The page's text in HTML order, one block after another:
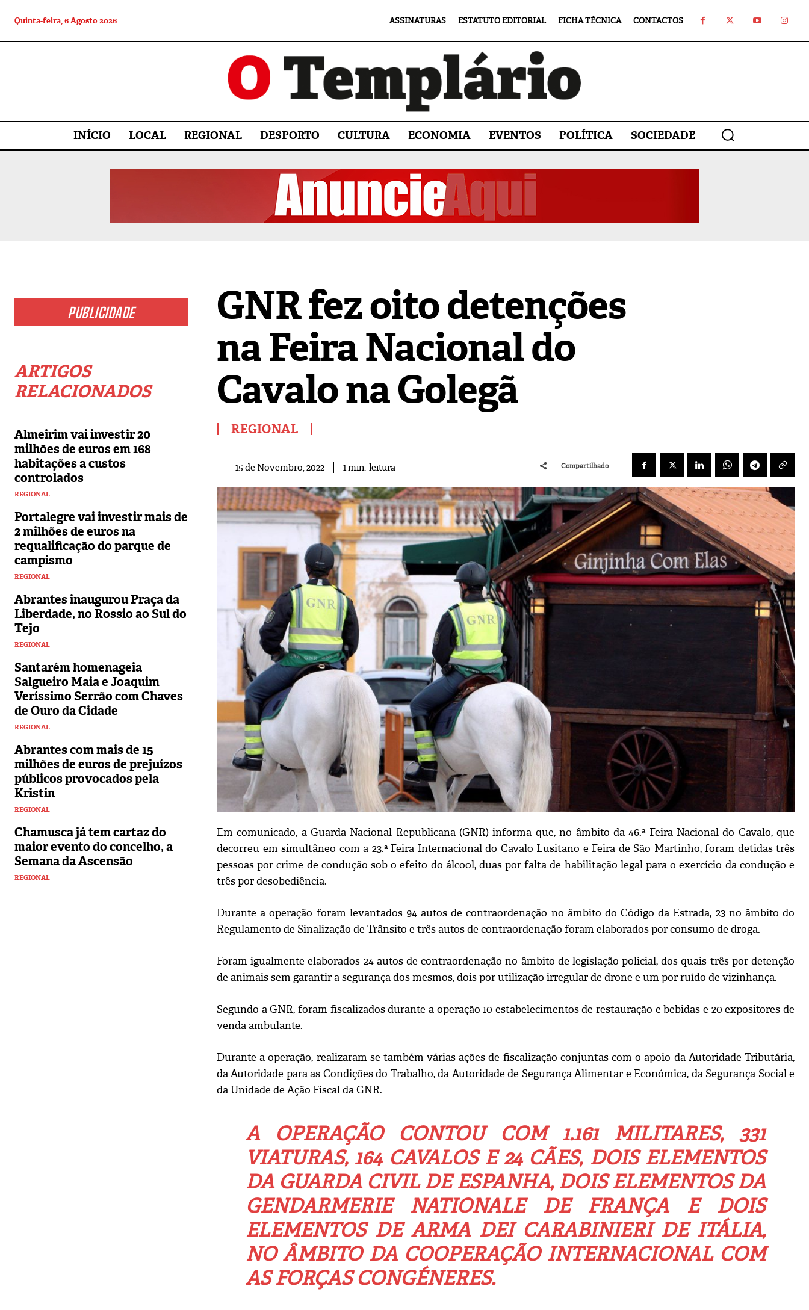
Quinta-feira, 6 Agosto 2026 ASSINATURAS ESTATUTO EDITORIAL FICHA TÉCNICA CONTACTOS
INÍCIO LOCAL REGIONAL DESPORTO CULTURA ECONOMIA EVENTOS POLÍTICA SOCIEDADE
PUBLICIDADE
ARTIGOS
RELACIONADOS
Almeirim vai investir 20
milhões de euros em 168
habitações a custos
controlados
REGIONAL
Portalegre vai investir mais de
2 milhões de euros na
requalificação do parque de
campismo
REGIONAL
Abrantes inaugurou Praça da
Liberdade, no Rossio ao Sul do
Tejo
REGIONAL
Santarém homenageia
Salgueiro Maia e Joaquim
Veríssimo Serrão com Chaves
de Ouro da Cidade
REGIONAL
Abrantes com mais de 15
milhões de euros de prejuízos
públicos provocados pela
Kristin
REGIONAL
Chamusca já tem cartaz do
maior evento do concelho, a
Semana da Ascensão
REGIONAL
GNR fez oito detenções
na Feira Nacional do
Cavalo na Golegã
REGIONAL
15 de Novembro, 2022 1min. leitura Compartilhado
Em comunicado, a Guarda Nacional Republicana (GNR) informa que, no âmbito da 46.ª Feira Nacional do Cavalo, que
decorreu em simultâneo com a 23.ª Feira Internacional do Cavalo Lusitano e Feira de São Martinho, foram detidas três
pessoas por crime de condução sob o efeito do álcool, duas por falta de habilitação legal para o exercício da condução e
três por desobediência.
Durante a operação foram levantados 94 autos de contraordenação no âmbito do Código da Estrada, 23 no âmbito do
Regulamento de Sinalização de Trânsito e três autos de contraordenação foram elaborados por consumo de droga.
Foram igualmente elaborados 24 autos de contraordenação no âmbito de legislação policial, dos quais três por detenção
de animais sem garantir a segurança dos mesmos, dois por utilização irregular de drone e um por ruído de vizinhança.
Segundo a GNR, foram fiscalizados durante a operação 10 estabelecimentos de restauração e bebidas e 20 expositores de
venda ambulante.
Durante a operação, realizaram-se também várias ações de fiscalização conjuntas com o apoio da Autoridade Tributária,
da Autoridade para as Condições do Trabalho, da Autoridade de Segurança Alimentar e Económica, da Segurança Social e
da Unidade de Ação Fiscal da GNR.
A OPERAÇÃO CONTOU COM 1.161 MILITARES, 331
VIATURAS, 164 CAVALOS E 24 CÃES, DOIS ELEMENTOS
DA GUARDA CIVIL DE ESPANHA, DOIS ELEMENTOS DA
GENDARMERIE NATIONALE DE FRANÇA E DOIS
ELEMENTOS DE ARMA DEI CARABINIERI DE ITÁLIA,
NO ÂMBITO DA COOPERAÇÃO INTERNACIONAL COM
AS FORÇAS CONGÉNERES.